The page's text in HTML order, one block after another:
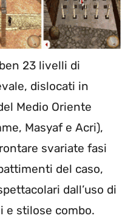
23 livelli di
dislocati in
Medio Oriente
Masyaf e Acri),
svariate fasi
del caso,
dall’uso di
e stilose combo.